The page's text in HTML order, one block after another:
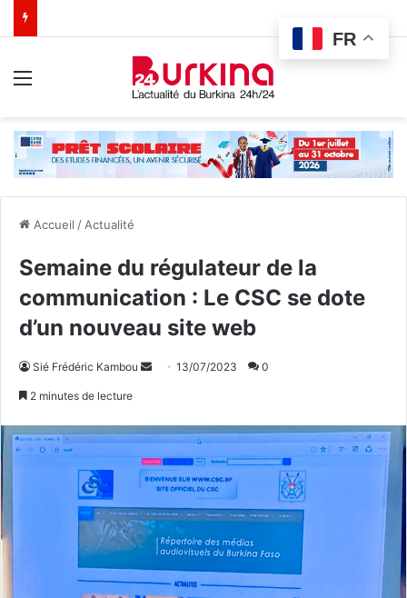
Accueil / Actualité
Semaine du régulateur de la
communication : Le CSC se dote
d’un nouveau site web
Sié Frédéric Kambou
o
y
e
u
n
o
13/07/2023 0
2 minutes de lecture
FR